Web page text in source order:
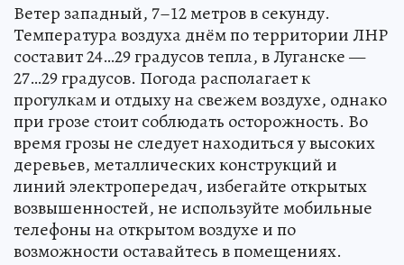
Ветер западный, 7–12 метров в секунду.
Температура воздуха днём по территории ЛНР
составит 24…29 градусов тепла, в Луганске —
27…29 градусов. Погода располагает к
прогулкам и отдыху на свежем воздухе, однако
при грозе стоит соблюдать осторожность. Во
время грозы не следует находиться у высоких
деревьев, металлических конструкций и
линий электропередач, избегайте открытых
возвышенностей, не используйте мобильные
телефоны на открытом воздухе и по
возможности оставайтесь в помещениях.